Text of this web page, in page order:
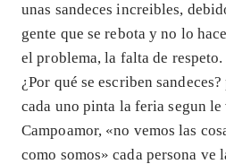
unas sandeces increibles,
gente que se rebota y no lo
el problema, la falta de respeto.
¿Por qué se escriben
cada uno pinta la feria segun
Campoamor, «no vemos las
como somos» cada persona ve